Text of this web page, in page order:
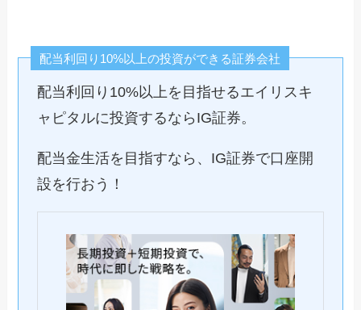
配当利回り10%以上の投資ができる証券会社
配当利回り10%以上を目指せるエイリスキ
ャピタルに投資するならIG証券。
配当金生活を目指すなら、IG証券で口座開
設を行おう！